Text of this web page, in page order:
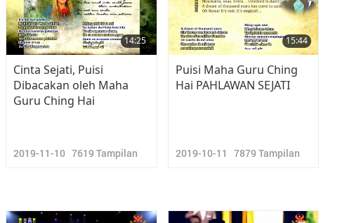
14:25
Cinta Sejati, Puisi
Dibacakan oleh Maha
Guru Ching Hai
2019-11-10 7619 Tampilan
15:44
Puisi Maha Guru Ching
Hai PAHLAWAN SEJATI
2019-10-11 7879 Tampilan